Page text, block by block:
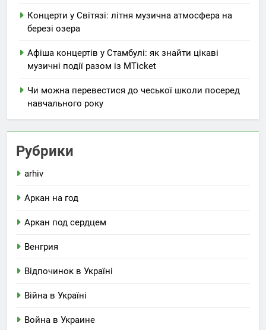
Концерти у Світязі: літня музична атмосфера на
березі озера
Афіша концертів у Стамбулі: як знайти цікаві
музичні події разом із MTicket
Чи можна перевестися до чеської школи посеред
навчального року
Рубрики
arhiv
Аркан на год
Аркан под сердцем
Венгрия
Відпочинок в Україні
Війна в Україні
Война в Украине